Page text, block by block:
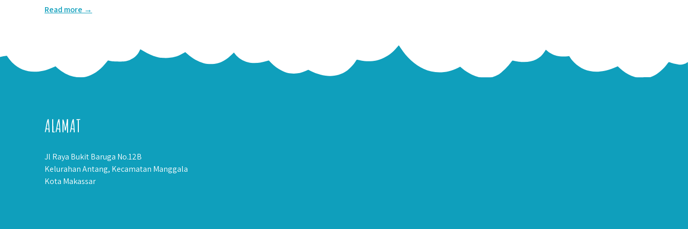
Read more →
ALAMAT
Jl Raya Bukit Baruga No.12B
Kelurahan Antang, Kecamatan Manggala
Kota Makassar